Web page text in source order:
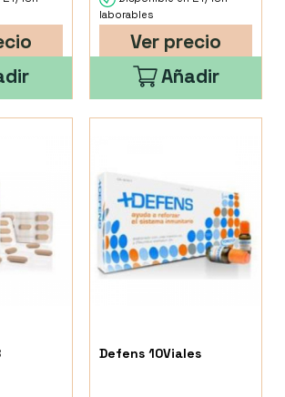
laborables
Ver precio
Añadir
Defens 10Viales